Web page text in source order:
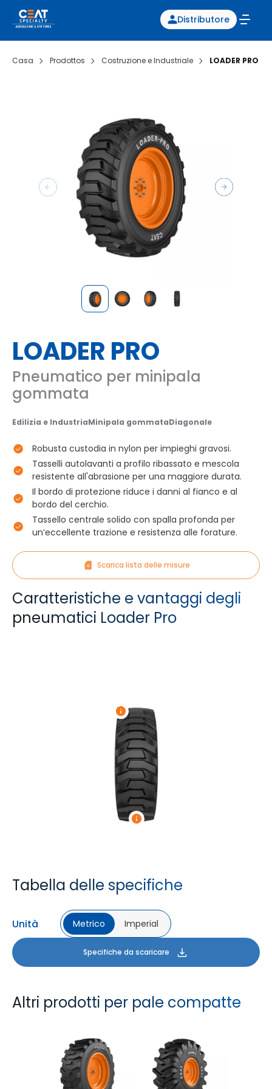
Distributore
Casa Prodottos Costruzione e Industriale LOADER PRO
LOADER PRO
Pneumatico per minipala
gommata
Edilizia e IndustriaMinipala gommataDiagonale
Robusta custodia in nylon per impieghi gravosi.
Tasselli autolavanti a profilo ribassato e mescola
resistente all'abrasione per una maggiore durata.
Il bordo di protezione riduce i danni al fianco e al
bordo del cerchio.
Tassello centrale solido con spalla profonda per
un’eccellente trazione e resistenza alle forature.
Scarica lista delle misure
Caratteristiche e vantaggi degli
pneumatici Loader Pro
Tabella delle specifiche
Unità Metrico Imperial
Specifiche da scaricare
Altri prodotti per pale compatte